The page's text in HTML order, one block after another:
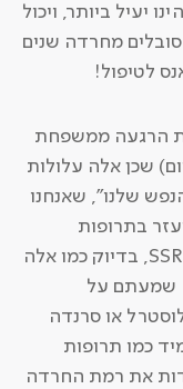
יעיל ביותר, ויכול
מחרדה שנים
לטיפול!
הרגעה ממשפחת
שכן אלה עלולות
שלנו", שאנחנו
בתרופות
ממשפחת נוגדי הדיכאון והחרדה, ה-SSRI's, בדיוק כמו אלה
שמעתם על
או סרנדה
כמו תרופות
את רמת החרדה